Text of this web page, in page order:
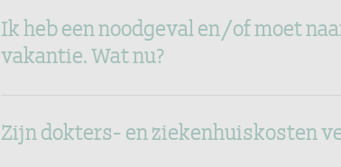
Ik heb een noodgeval en/of moet
vakantie. Wat nu?
Zijn dokters- en ziekenhuiskosten